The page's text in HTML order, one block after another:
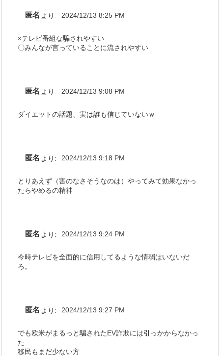
匿名 より: 2024/12/13 8:25 PM
×テレビ番組な騙されやすい
〇みんなが言っていることに流されやすい
匿名 より: 2024/12/13 9:08 PM
ダイエットの話題、実は誰も信じていないｗ
匿名 より: 2024/12/13 9:18 PM
とりあえず（害のなさそうなのは）やってみて効果なかっ
たらやめるの精神
匿名 より: 2024/12/13 9:24 PM
今時テレビを全面的に信用してるような情弱はいないだ
ろ。
匿名 より: 2024/12/13 9:27 PM
でも欧米がまるっと騙されたEV詐欺には引っかからなかっ
た
移民もまだ少ない方